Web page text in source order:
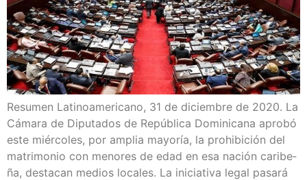
Resu­men Lati­no­ame­ri­cano, 31 de diciem­bre de 2020. La
Cáma­ra de Dipu­tados de Repú­bli­ca Domi­ni­ca­na apro­bó
este miér­co­les, por amplia mayo­ría, la prohi­bi­ción del
matri­mo­nio con meno­res de edad en esa nación cari­be­
ña, des­ta­can medios loca­les. La ini­cia­ti­va legal pasa­rá